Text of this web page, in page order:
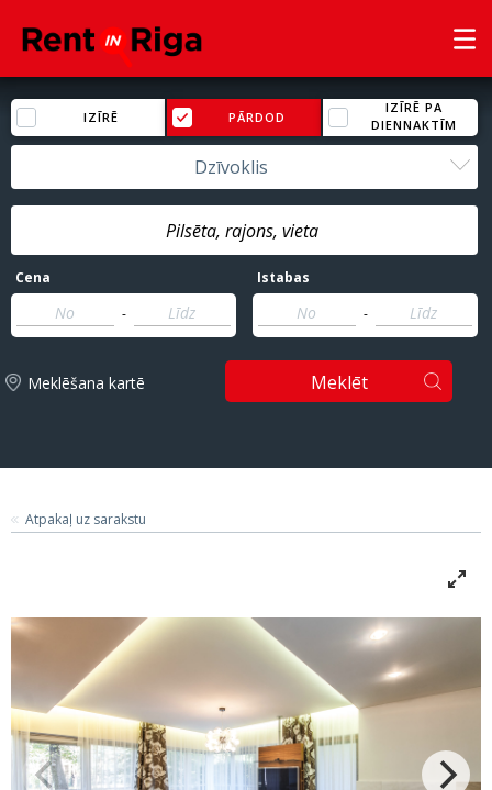
IZĪRĒ PĀRDOD
IZĪRĒ PA
DIENNAKTĪM
Dzīvoklis
Cena
-
Istabas
-
Meklēšana kartē Meklēt
Atpakaļ uz sarakstu